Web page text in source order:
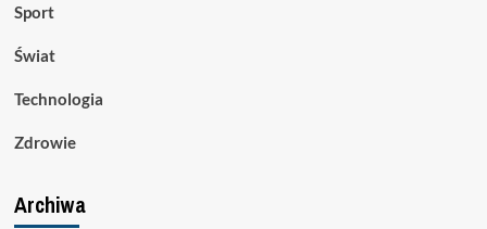
Sport
Świat
Technologia
Zdrowie
Archiwa